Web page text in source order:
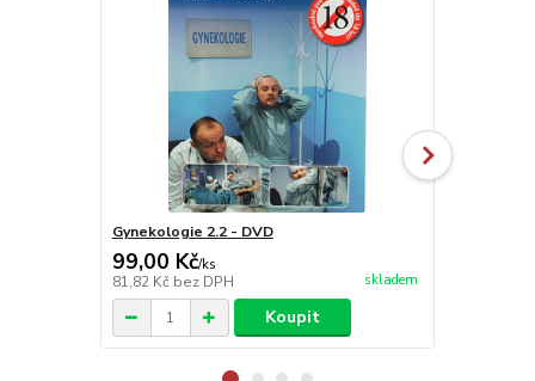
Gynekologie 2.2 - DVD
99,00 Kč/ks
81,82 Kč bez DPH skladem
Koupit